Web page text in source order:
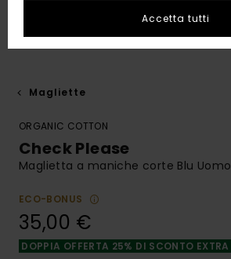
Magliette
ORGANIC COTTON
Check Please
Maglietta a maniche corte Blu Uomo
ECO-BONUS
35,00 €
DOPPIA OFFERTA 25% DI SCONTO EXTRA
Accetta tutti